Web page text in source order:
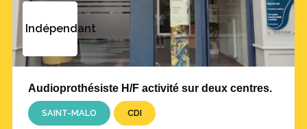
Indépendant
Audioprothésiste H/F activité sur deux centres.
SAINT-MALO CDI